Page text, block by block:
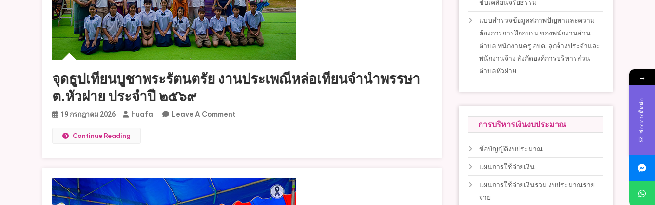
จุดธูปเทียนบูชาพระรัตนตรัย งานประเพณีหล่อเทียนจำนำพรรษา
ต.หัวฝาย ประจำปี ๒๕๖๙
19 กรกฎาคม 2026 Huafai Leave A Comment
รัตนตรัย
งาน
Continue Reading
ขับเคลื่อนจริยธรรม
แบบสำรวจข้อมูลสภาพปัญหาและความ
ต้องการการฝึกอบรม ของพนักงานส่วน
ตำบล พนักงานครู อบต. ลูกจ้างประจำและ
พนักงานจ้าง สังกัดองค์การบริหารส่วน
ตำบลหัวฝาย
การบริหารเงินงบประมาณ
ข้อบัญญัติงบประมาณ
แผนการใช้จ่ายเงิน
แผนการใช้จ่ายเงินรวม งบประมาณราย
จ่าย
→
ช่องทางติดต่อ